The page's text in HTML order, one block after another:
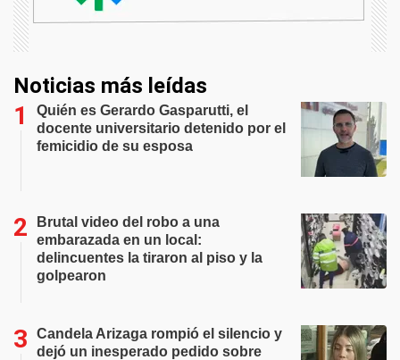
Noticias más leídas
Quién es Gerardo Gasparutti, el
docente universitario detenido por el
femicidio de su esposa
Brutal video del robo a una
embarazada en un local:
delincuentes la tiraron al piso y la
golpearon
Candela Arizaga rompió el silencio y
dejó un inesperado pedido sobre